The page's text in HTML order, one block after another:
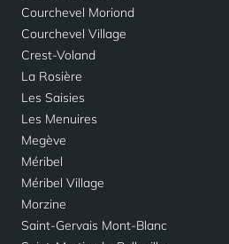
Courchevel Moriond
Courchevel Village
Crest-Voland
La Rosière
Les Saisies
Les Menuires
Megève
Méribel
Méribel Village
Morzine
Saint-Gervais Mont-Blanc